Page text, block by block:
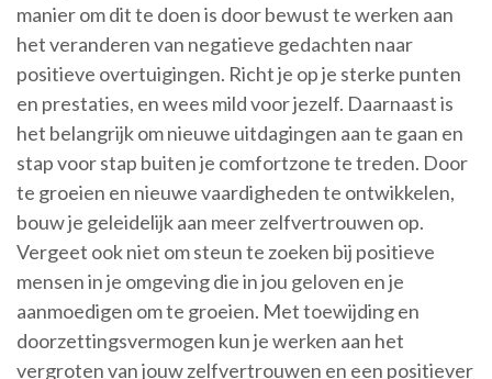
manier om dit te doen is door bewust te werken aan
het veranderen van negatieve gedachten naar
positieve overtuigingen. Richt je op je sterke punten
en prestaties, en wees mild voor jezelf. Daarnaast is
het belangrijk om nieuwe uitdagingen aan te gaan en
stap voor stap buiten je comfortzone te treden. Door
te groeien en nieuwe vaardigheden te ontwikkelen,
bouw je geleidelijk aan meer zelfvertrouwen op.
Vergeet ook niet om steun te zoeken bij positieve
mensen in je omgeving die in jou geloven en je
aanmoedigen om te groeien. Met toewijding en
doorzettingsvermogen kun je werken aan het
vergroten van jouw zelfvertrouwen en een positiever